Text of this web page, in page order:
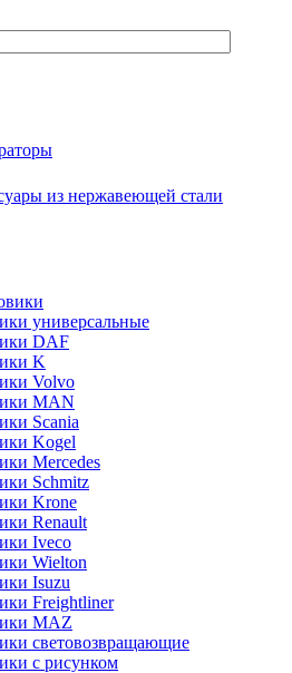
из нержавеющей стали
универсальные
DAF
K
Volvo
MAN
Scania
Kogel
Mercedes
Schmitz
Krone
Renault
Iveco
Wielton
Isuzu
Freightliner
MAZ
световозвращающие
с рисунком